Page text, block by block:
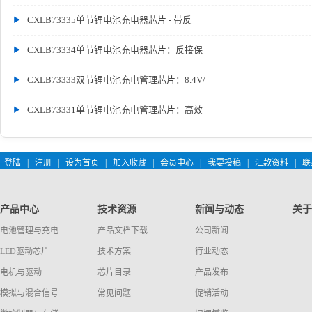
CXLB73335单节锂电池充电器芯片 - 带反
CXLB73334单节锂电池充电器芯片：反接保
CXLB73333双节锂电池充电管理芯片：8.4V/
CXLB73331单节锂电池充电管理芯片：高效
登陆 注册 设为首页 加入收藏 会员中心 我要投稿 汇款资料
产品中心
电池管理与充电
LED驱动芯片
电机与驱动
模拟与混合信号
技术资源
产品文档下载
技术方案
芯片目录
常见问题
新闻与动态
公司新闻
行业动态
产品发布
促销活动
关